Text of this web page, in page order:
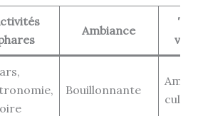
Ambiance
Bouillonnante